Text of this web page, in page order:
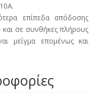
επίπεδα απόδοσης
σε συνθήκες πλήρους
μείγμα επομένως και